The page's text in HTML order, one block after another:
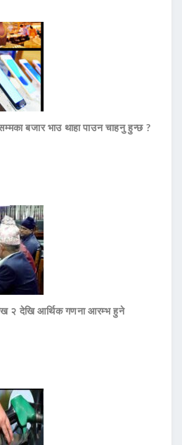
बजार भाउ थाहा पाउन चाहनु हुन्छ ?
२ देखि आर्थिक गणना आरम्भ हुने